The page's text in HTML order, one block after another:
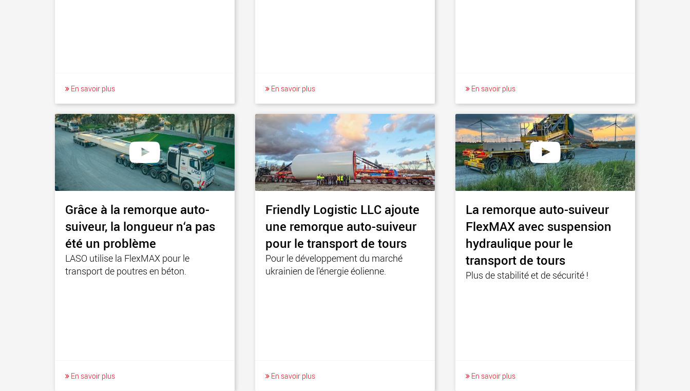
En savoir plus En savoir plus En savoir plus
Grâce à la remorque auto-
suiveur, la longueur n‘a pas
été un problème
LASO utilise la FlexMAX pour le
transport de poutres en béton.
En savoir plus
Friendly Logistic LLC ajoute
une remorque auto-suiveur
pour le transport de tours
Pour le développement du marché
ukrainien de l'énergie éolienne.
En savoir plus
La remorque auto-suiveur
FlexMAX avec suspension
hydraulique pour le
transport de tours
Plus de stabilité et de sécurité !
En savoir plus